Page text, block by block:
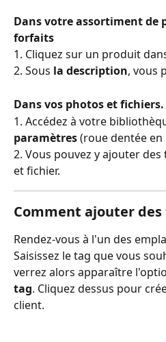
Dans votre assortiment
forfaits
1. Cliquez sur un produit
2. Sous la description, vous
Dans vos photos et fichiers.
1. Accédez à votre
paramètres (roue dentée en
2. Vous pouvez y ajouter
et fichier.
Comment ajouter des
Rendez-vous à l'un des
Saisissez le tag que vous
verrez alors apparaître
tag. Cliquez dessus pour
client.